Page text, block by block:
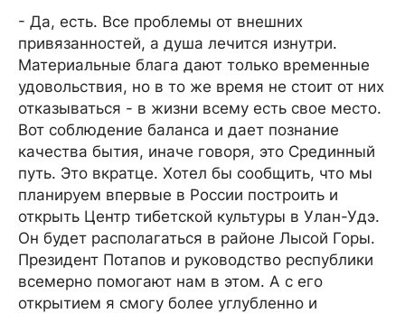
- Да, есть. Все проблемы от внешних
привязанностей, а душа лечится изнутри.
Материальные блага дают только временные
удовольствия, но в то же время не стоит от них
отказываться - в жизни всему есть свое место.
Вот соблюдение баланса и дает познание
качества бытия, иначе говоря, это Срединный
путь. Это вкратце. Хотел бы сообщить, что мы
планируем впервые в России построить и
открыть Центр тибетской культуры в Улан-Удэ.
Он будет располагаться в районе Лысой Горы.
Президент Потапов и руководство республики
всемерно помогают нам в этом. А с его
открытием я смогу более углубленно и